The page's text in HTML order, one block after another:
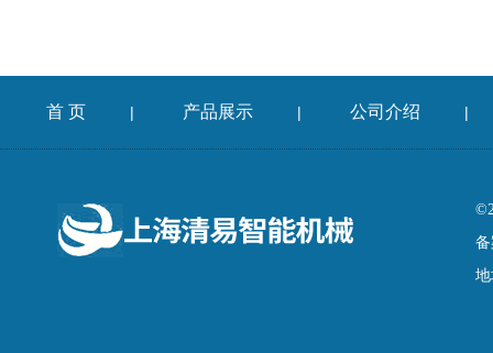
首 页 | 产品展示 | 公司介绍 |
备